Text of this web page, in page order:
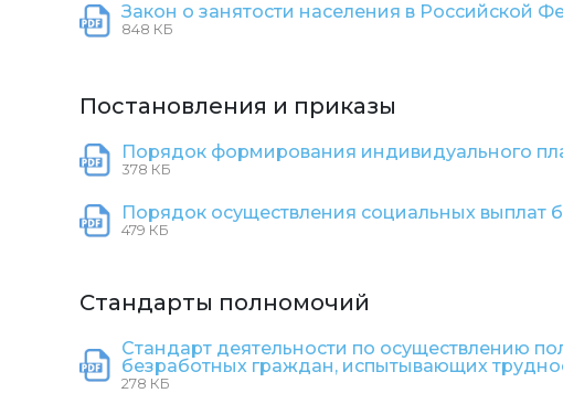
Закон о занятости населения в Российской
848 КБ
Постановления и приказы
Порядок формирования индивидуального
378 КБ
Порядок осуществления социальных выплат
479 КБ
Стандарты полномочий
Стандарт деятельности по осуществлению
безработных граждан, испытывающих
278 КБ